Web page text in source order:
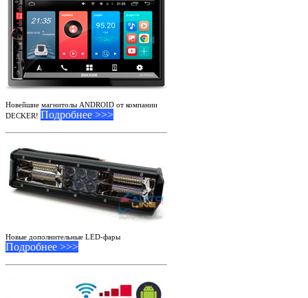
Новейшие магнитолы ANDROID от компании
DECKER! Подробнее >>>
Новые дополнительные LED-фары
Подробнее >>>